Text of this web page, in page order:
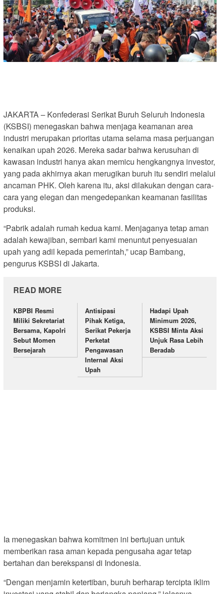
JAKARTA – Konfederasi Serikat Buruh Seluruh Indonesia
(KSBSI) menegaskan bahwa menjaga keamanan area
industri merupakan prioritas utama selama masa perjuangan
kenaikan upah 2026. Mereka sadar bahwa kerusuhan di
kawasan industri hanya akan memicu hengkangnya investor,
yang pada akhirnya akan merugikan buruh itu sendiri melalui
ancaman PHK. Oleh karena itu, aksi dilakukan dengan cara-
cara yang elegan dan mengedepankan keamanan fasilitas
produksi.
“Pabrik adalah rumah kedua kami. Menjaganya tetap aman
adalah kewajiban, sembari kami menuntut penyesuaian
upah yang adil kepada pemerintah,” ucap Bambang,
pengurus KSBSI di Jakarta.
READ MORE
KBPBI Resmi
Miliki Sekretariat
Bersama, Kapolri
Sebut Momen
Bersejarah
Antisipasi
Pihak Ketiga,
Serikat Pekerja
Perketat
Pengawasan
Internal Aksi
Upah
Hadapi Upah
Minimum 2026,
KSBSI Minta Aksi
Unjuk Rasa Lebih
Beradab
Ia menegaskan bahwa komitmen ini bertujuan untuk
memberikan rasa aman kepada pengusaha agar tetap
bertahan dan berekspansi di Indonesia.
“Dengan menjamin ketertiban, buruh berharap tercipta iklim